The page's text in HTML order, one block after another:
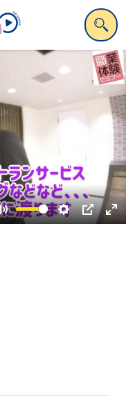
Mute Settings
PIP